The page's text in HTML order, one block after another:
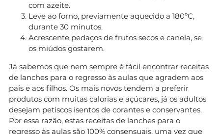
com azeite.
Leve ao forno, previamente aquecido a 180ºC,
durante 30 minutos.
Acrescente pedaços de frutos secos e canela, se
os miúdos gostarem.
Já sabemos que nem sempre é fácil encontrar receitas
de lanches para o regresso às aulas que agradem aos
pais e aos filhos. Os mais novos tendem a preferir
produtos com muitas calorias e açúcares, já os adultos
desejam petiscos isentos de corantes e conservantes.
Por essa razão, estas receitas de lanches para o
regresso às aulas são 100% consensuais, uma vez que